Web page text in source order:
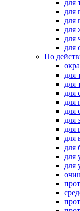
для
для
для
для
для
для
По
для
для
для
для
для
для
для
для
для
для
для